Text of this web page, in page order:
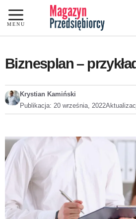
Przejdź
do
treści
MENU
Biznesplan –
Krystian Kamiński
Publikacja: 20 września, 2022